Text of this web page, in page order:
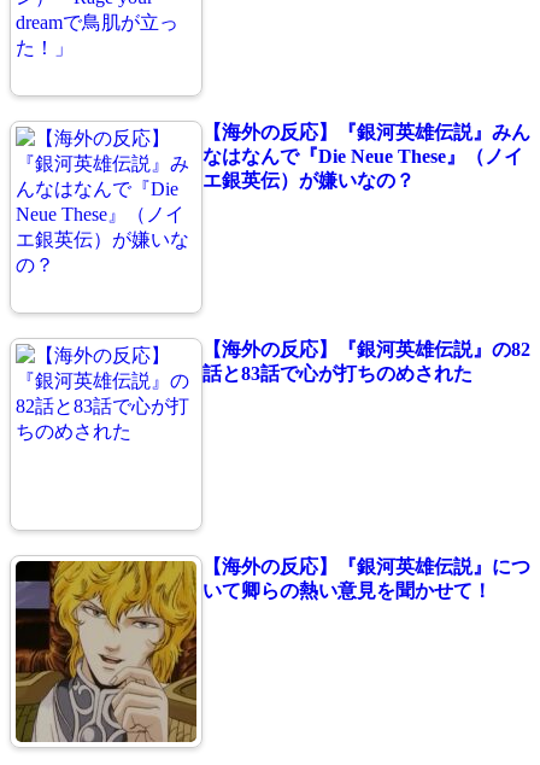
【海外の反応】『銀河英雄伝説』みん
なはなんで『Die Neue These』（ノイ
エ銀英伝）が嫌いなの？
【海外の反応】『銀河英雄伝説』の82
話と83話で心が打ちのめされた
【海外の反応】『銀河英雄伝説』につ
いて卿らの熱い意見を聞かせて！